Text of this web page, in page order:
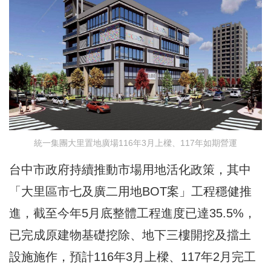
統一集團大里置地廣場116年3月上樑、117年如期營運
台中市政府持續推動市場用地活化政策，其中
「大里區市七及廣二用地BOT案」工程穩健推
進，截至今年5月底整體工程進度已達35.5%，
已完成原建物基礎挖除、地下三樓開挖及擋土
設施施作，預計116年3月上樑、117年2月完工